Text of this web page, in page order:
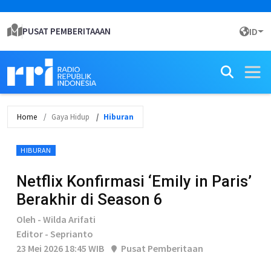
PUSAT PEMBERITAAAN ID
Home Gaya Hidup Hiburan
HIBURAN
Netflix Konfirmasi ‘Emily in Paris’
Berakhir di Season 6
Oleh - Wilda Arifati
Editor - Seprianto
23 Mei 2026 18:45 WIB
Pusat Pemberitaan